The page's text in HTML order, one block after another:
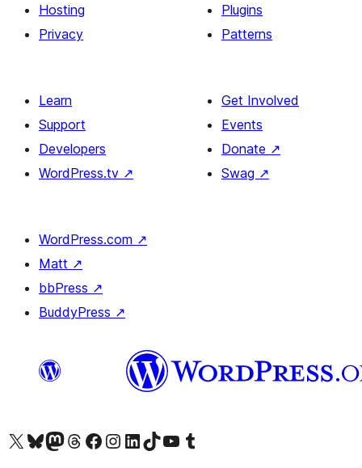
Hosting
Privacy
Plugins
Patterns
Learn
Support
Developers
WordPress.tv ↗
Get Involved
Events
Donate ↗
Swag ↗
WordPress.com ↗
Matt ↗
bbPress ↗
BuddyPress ↗
Visit our X (formerly Twitter) account
Visit our Bluesky account
Visit our Mastodon account
Visit our Threads account
Visit our Facebook pageVisit our Instagram account
Visit our LinkedIn account
Visit our TikTok account
Visit our YouTube channel
Visit our Tumblr account